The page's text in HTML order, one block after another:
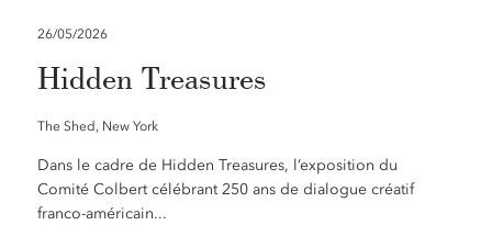
26/05/2026
Hidden Treasures
The Shed, New York
Dans le cadre de Hidden Treasures, l’exposition du
Comité Colbert célébrant 250 ans de dialogue créatif
franco-américain...